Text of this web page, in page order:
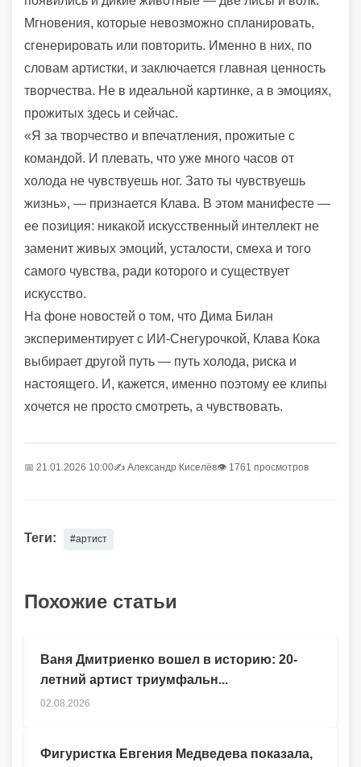
Мгновения, которые невозможно спланировать,
сгенерировать или повторить. Именно в них, по
словам артистки, и заключается главная ценность
творчества. Не в идеальной картинке, а в эмоциях,
прожитых здесь и сейчас.
«Я за творчество и впечатления, прожитые с
командой. И плевать, что уже много часов от
холода не чувствуешь ног. Зато ты чувствуешь
жизнь», — признается Клава. В этом манифесте —
ее позиция: никакой искусственный интеллект не
заменит живых эмоций, усталости, смеха и того
самого чувства, ради которого и существует
искусство.
На фоне новостей о том, что Дима Билан
экспериментирует с ИИ-Снегурочкой, Клава Кока
выбирает другой путь — путь холода, риска и
настоящего. И, кажется, именно поэтому ее клипы
хочется не просто смотреть, а чувствовать.
📅 21.01.2026 10:00✍️ Александр Киселёв👁 1761 просмотров
Теги: #артист
Похожие статьи
Ваня Дмитриенко вошел в историю: 20-
летний артист триумфальн...
02.08.2026
Фигуристка Евгения Медведева показала,